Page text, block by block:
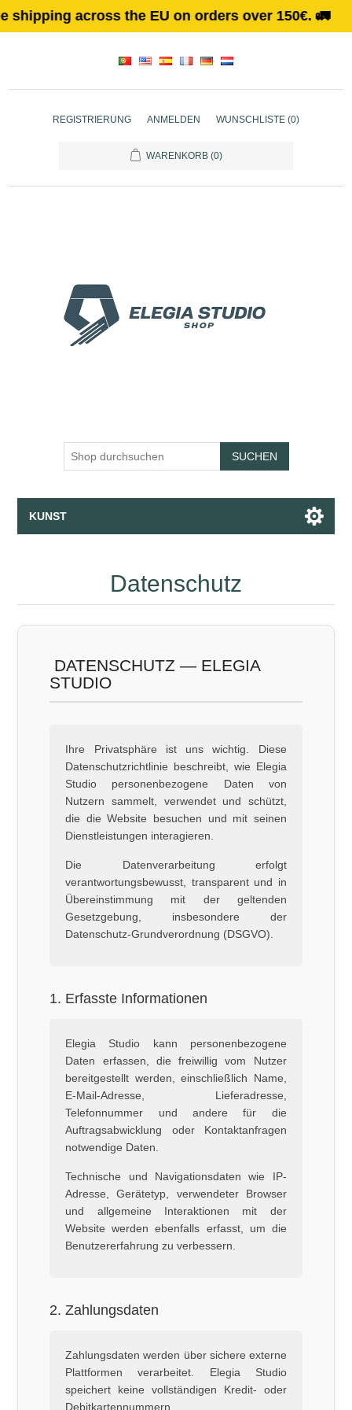
across the EU on orders over 150€. 🚛
REGISTRIERUNG ANMELDEN WUNSCHLISTE (0)
WARENKORB (0)
SUCHEN
KUNST
Mit dem Assistenten sprechen
Datenschutz
DATENSCHUTZ — ELEGIA
STUDIO
Ihre Privatsphäre ist uns wichtig. Diese
Datenschutzrichtlinie beschreibt, wie Elegia
Studio personenbezogene Daten von
Nutzern sammelt, verwendet und schützt,
die die Website besuchen und mit seinen
Dienstleistungen interagieren.
Die Datenverarbeitung erfolgt
verantwortungsbewusst, transparent und in
Übereinstimmung mit der geltenden
Gesetzgebung, insbesondere der
Datenschutz-Grundverordnung (DSGVO).
1. Erfasste Informationen
Elegia Studio kann personenbezogene
Daten erfassen, die freiwillig vom Nutzer
bereitgestellt werden, einschließlich Name,
E-Mail-Adresse, Lieferadresse,
Telefonnummer und andere für die
Auftragsabwicklung oder Kontaktanfragen
notwendige Daten.
Technische und Navigationsdaten wie IP-
Adresse, Gerätetyp, verwendeter Browser
und allgemeine Interaktionen mit der
Website werden ebenfalls erfasst, um die
Benutzererfahrung zu verbessern.
2. Zahlungsdaten
Zahlungsdaten werden über sichere externe
Plattformen verarbeitet. Elegia Studio
speichert keine vollständigen Kredit- oder
Debitkartennummern.